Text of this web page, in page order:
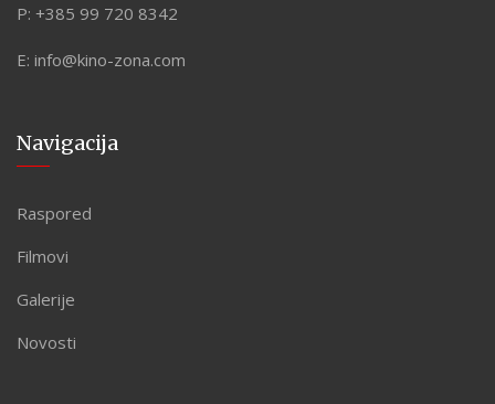
P: +385 99 720 8342
E: info@kino-zona.com
Navigacija
Raspored
Filmovi
Galerije
Novosti